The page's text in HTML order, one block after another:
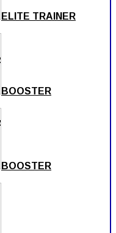
ELITE TRAINER
BOOSTER
BOOSTER